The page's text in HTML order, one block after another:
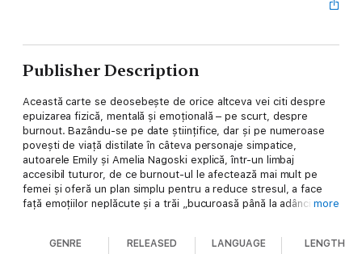
Publisher Description
Această carte se deosebește de orice altceva vei citi despre
epuizarea fizică, mentală și emoțională – pe scurt, despre
burnout. Bazându-se pe date științifice, dar și pe numeroase
povești de viață distilate în câteva personaje simpatice,
autoarele Emily și Amelia Nagoski explică, într-un limbaj
accesibil tuturor, de ce burnout-ul le afectează mai mult pe
femei și oferă un plan simplu pentru a reduce stresul, a face
față emoțiilor neplăcute și a trăi „bucuroasă până la adânci
și renunțarea la autocritică sunt secretele prevenirii burnout-
more
GENRE RELEASED LANGUAGE LENGTH